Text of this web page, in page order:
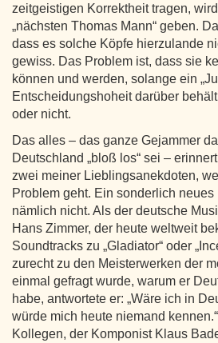
zeitgeistigen Korrektheit tragen,
„nächsten Thomas Mann“ geben.
dass es solche Köpfe hierzulande
gewiss. Das Problem ist, dass sie
können und werden, solange ein
Entscheidungshoheit darüber
oder nicht.
Das alles – das ganze Gejammer
Deutschland „bloß los“ sei –
zwei meiner Lieblingsanekdoten,
Problem geht. Ein sonderlich
nämlich nicht. Als der deutsche
Hans Zimmer, der heute weltweit
Soundtracks zu „Gladiator“ oder
zurecht zu den Meisterwerken der
einmal gefragt wurde, warum er
habe, antwortete er: „Wäre ich in
würde mich heute niemand
Kollegen, der Komponist Klaus